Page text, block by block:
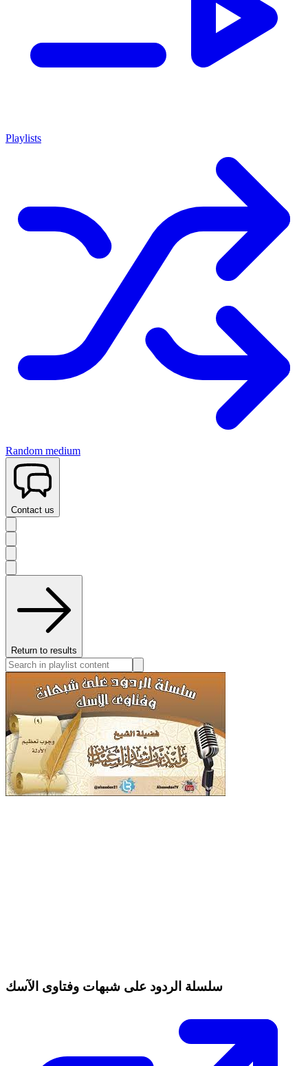
Playlists
Random medium
Contact us
Return to results
سلسلة الردود على شبهات وفتاوى الآسك